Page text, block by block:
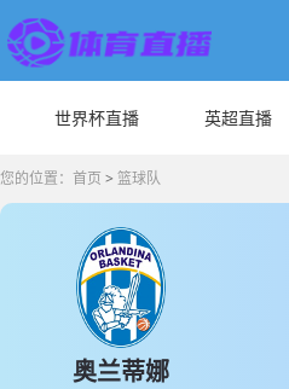
世界杯直播 英超直播
您的位置： 首页 > 篮球队
奥兰蒂娜